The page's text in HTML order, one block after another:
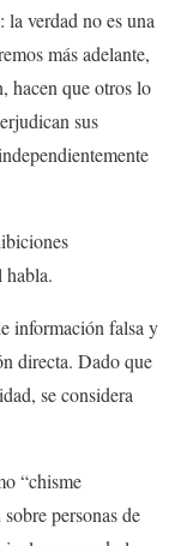
verdad no es una
más adelante,
hacen que otros lo
sus
habla.
información falsa y
directa. Dado que
se considera
“chisme
personas de